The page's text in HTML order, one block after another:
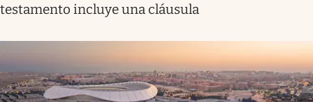
testamento incluye una cláusula